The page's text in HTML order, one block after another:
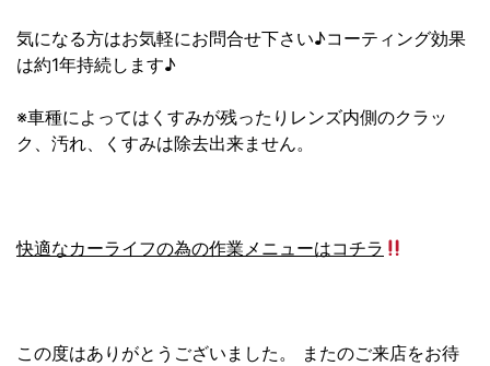
気になる方はお気軽にお問合せ下さい♪コーティング効果
は約1年持続します♪
※車種によってはくすみが残ったりレンズ内側のクラッ
ク、汚れ、くすみは除去出来ません。
快適なカーライフの為の作業メニューはコチラ
この度はありがとうございました。 またのご来店をお待